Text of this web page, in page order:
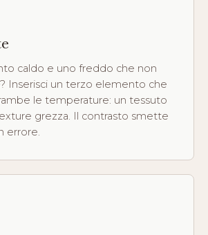
caldo e uno freddo che non
Inserisci un terzo elemento che
le temperature: un tessuto
grezza. Il contrasto smette
errore.